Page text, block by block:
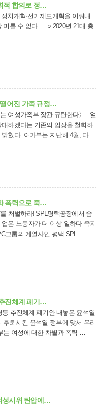
적 합의로 정…
. ○ 2020년 21대 총
어진 가족 규정…
여성가족부 장관 규탄한다〉 얼
하겠다는 기존의 입장을 철회하
혔다. 여가부는 지난해 4월, 다양
폭력으로 죽…
처벌하라! SPL평택공장에서 숨
은 노동자가 더 이상 일하다 죽지
본적인 대책을 마련하라! SPC그룹의 계열사인 평택 SPL…
진체계 폐기…
추진체계 폐기안 내놓은 윤석열
여성에 대한 차별과 폭력 …
성시위 탄압에…